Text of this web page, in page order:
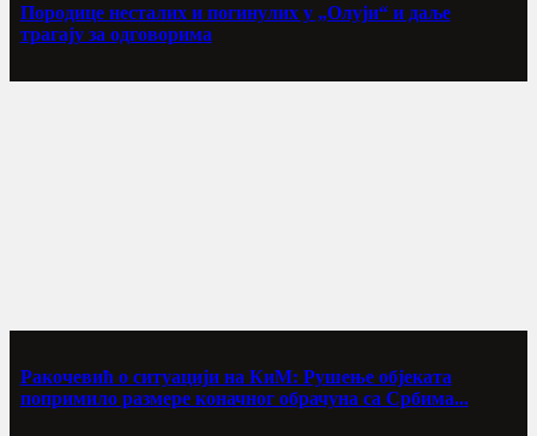
Породице несталих и погинулих у „Олуји“ и даље
трагају за одговорима
Ракочевић о ситуацији на КиМ: Рушење објеката
попримило размере коначног обрачуна са Србима...